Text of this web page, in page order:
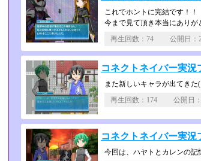
これでホントに完結です！！
今まで見て頂き本当にあり
再生回数：74 公開日
コネクトネイバー実
また新しいキャラが出てきた
再生回数：174 公開日
コネクトネイバー実
今回は、ハヤトとカレンの記